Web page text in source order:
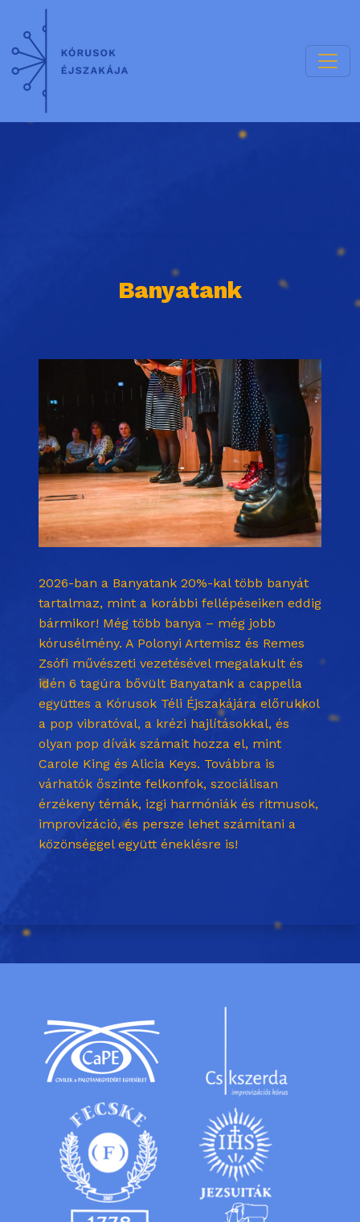
Banyatank
2026-ban a Banyatank 20%-kal több banyát
tartalmaz, mint a korábbi fellépéseiken eddig
bármikor! Még több banya – még jobb
kórusélmény. A Polonyi Artemisz és Remes
Zsófi művészeti vezetésével megalakult és
idén 6 tagúra bővült Banyatank a cappella
együttes a Kórusok Téli Éjszakájára előrukkol
a pop vibratóval, a krézi hajlításokkal, és
olyan pop dívák számait hozza el, mint
Carole King és Alicia Keys. Továbbra is
várhatók őszinte felkonfok, szociálisan
érzékeny témák, izgi harmóniák és ritmusok,
improvizáció, és persze lehet számítani a
közönséggel együtt éneklésre is!